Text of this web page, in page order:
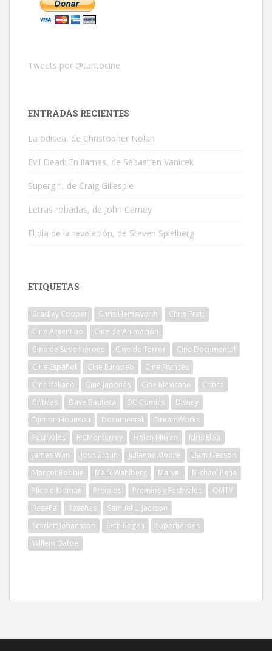
Tweets por @tantocine
ENTRADAS RECIENTES
La odisea, de Christopher Nolan
Evil Dead: En llamas, de Sébastien Vanicek
Supergirl, de Craig Gillespie
Letras robadas, de John Carney
El día de la revelación, de Steven Spielberg
ETIQUETAS
Bradley Cooper Chris Hemsworth
Chris Pratt
Cine Argentino
Cine de Animación
Cine de Superhéroes
Cine de Terror
Cine Documental
Cine Español
Cine Europeo
Cine Francés
Cine Italiano
Cine Japonés Cine Mexicano
Crítica
Críticas
Dave Bautista DC Comics
Disney
Djimon Hounsou
Documental
DreamWorks
Festivales
FICMonterrey Helen Mirren
Idris Elba
James Wan
Josh Brolin Julianne Moore
Liam Neeson
Margot Robbie
Mark Wahlberg Marvel
Michael Peña
Nicole Kidman
Premios Premios y Festivales
QMTY
Reseña
Reseñas
Samuel L. Jackson
Scarlett Johansson
Seth Rogen
Superhéroes
Willem Dafoe